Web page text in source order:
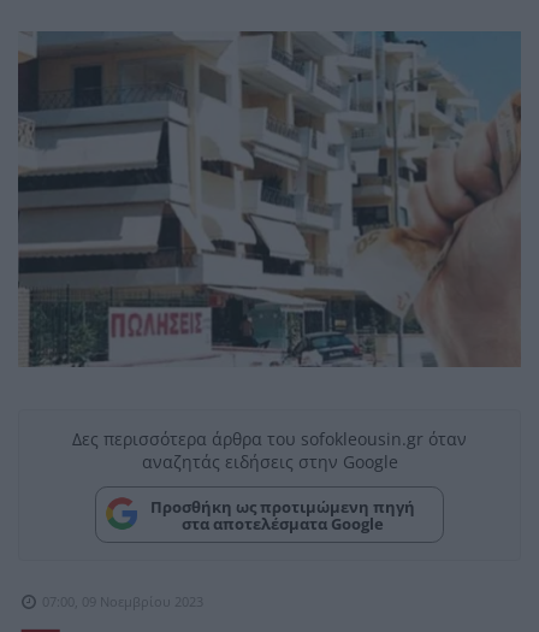
Δες περισσότερα άρθρα του sofokleousin.gr όταν
αναζητάς ειδήσεις στην Google
Προσθήκη ως προτιμώμενη πηγή
στα αποτελέσματα Google
07:00, 09 Νοεμβρίου 2023